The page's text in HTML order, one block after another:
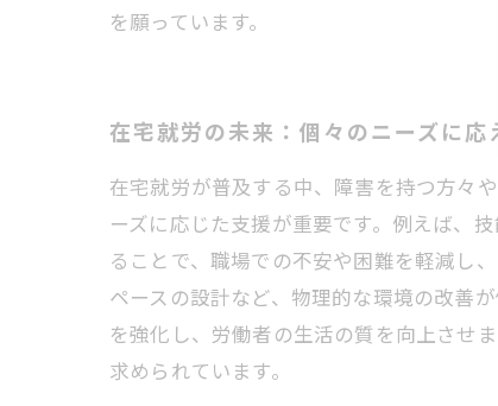
を願っています。
在宅就労の未来：個々のニーズに応
在宅就労が普及する中、障害を持つ方々
ーズに応じた支援が重要です。例えば、
ることで、職場での不安や困難を軽減し
ペースの設計など、物理的な環境の改善
を強化し、労働者の生活の質を向上させ
求められています。